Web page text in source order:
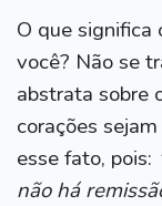
O que significa
você? Não se
abstrata sobre
corações
esse fato, pois:
não há